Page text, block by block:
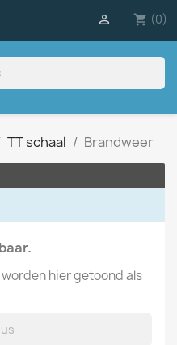
shopping_cart (0)

TT schaal Brandweer
hier getoond als